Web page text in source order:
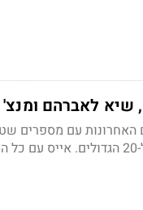
שיא לאברהם
עם מספרים